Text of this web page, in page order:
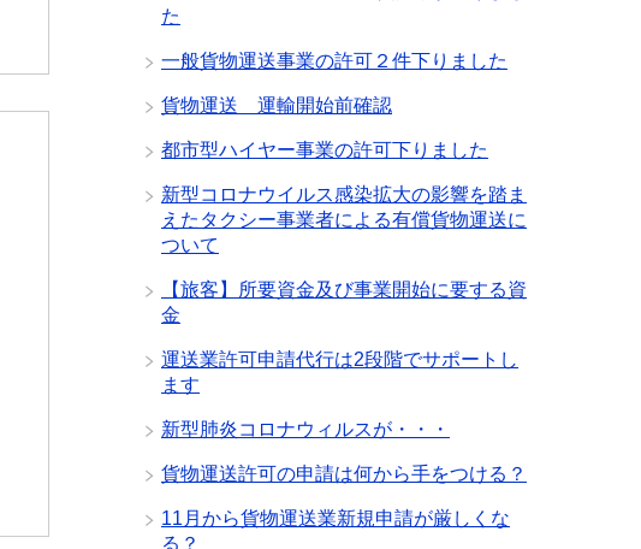
た
一般貨物運送事業の許可２件下りました
貨物運送 運輸開始前確認
都市型ハイヤー事業の許可下りました
新型コロナウイルス感染拡大の影響を踏ま
えたタクシー事業者による有償貨物運送に
ついて
【旅客】所要資金及び事業開始に要する資
金
運送業許可申請代行は2段階でサポートし
ます
新型肺炎コロナウィルスが・・・
貨物運送許可の申請は何から手をつける？
11月から貨物運送業新規申請が厳しくな
る？